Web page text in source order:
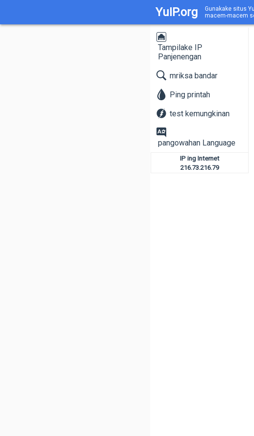
YuIP.org
Gunakake situs
macem-macem
Tampilake IP
Panjenengan
mriksa bandar
Ping printah
test kemungkinan
pangowahan Language
IP ing Internet
216.73.216.79